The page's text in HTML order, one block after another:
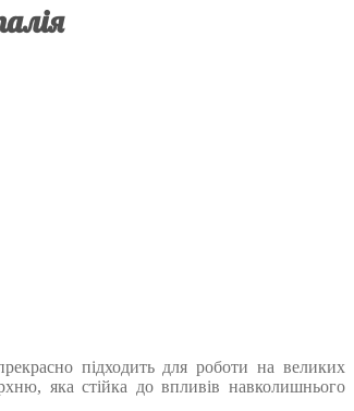
підходить для роботи на великих
яка стійка до впливів навколишнього